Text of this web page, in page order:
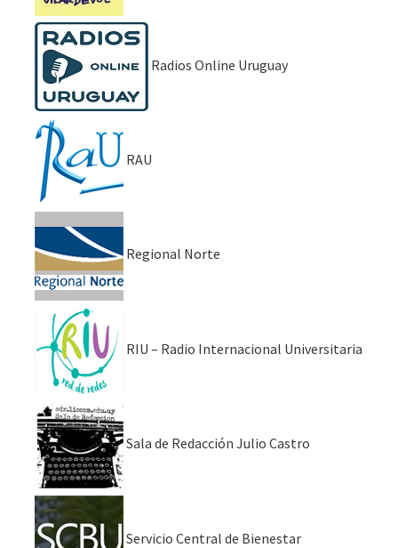
Radios Online Uruguay
RAU
Regional Norte
RIU – Radio Internacional Universitaria
Sala de Redacción Julio Castro
Servicio Central de Bienestar